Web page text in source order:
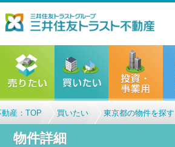
産：TOP 買いたい 東京都の物件を探す
物件詳細